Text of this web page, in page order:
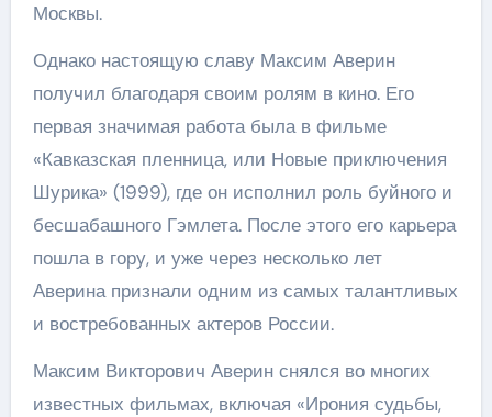
Москвы.
Однако настоящую славу Максим Аверин
получил благодаря своим ролям в кино. Его
первая значимая работа была в фильме
«Кавказская пленница, или Новые приключения
Шурика» (1999), где он исполнил роль буйного и
бесшабашного Гэмлета. После этого его карьера
пошла в гору, и уже через несколько лет
Аверина признали одним из самых талантливых
и востребованных актеров России.
Максим Викторович Аверин снялся во многих
известных фильмах, включая «Ирония судьбы,